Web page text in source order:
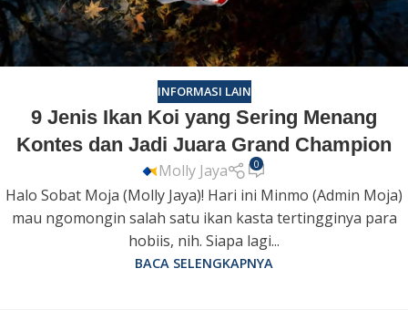
INFORMASI LAIN
9 Jenis Ikan Koi yang Sering Menang
Kontes dan Jadi Juara Grand Champion
Molly Jaya 0
Halo Sobat Moja (Molly Jaya)! Hari ini Minmo (Admin Moja)
mau ngomongin salah satu ikan kasta tertingginya para
hobiis, nih. Siapa lagi...
BACA SELENGKAPNYA